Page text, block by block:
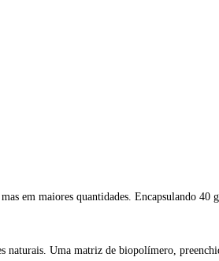
em maiores quantidades. Encapsulando 40
Uma matriz de biopolímero,